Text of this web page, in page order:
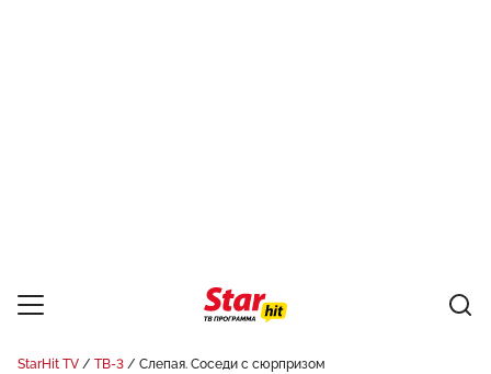
StarHit TV ТВ-3 Слепая. Соседи с сюрпризом